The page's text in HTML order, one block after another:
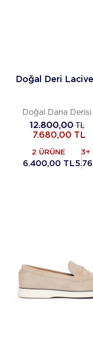
Doğal Deri
Doğal Dana
12.800,00TL
7.680,00 TL
2 ÜRÜNE
6.400,00 TL
3+